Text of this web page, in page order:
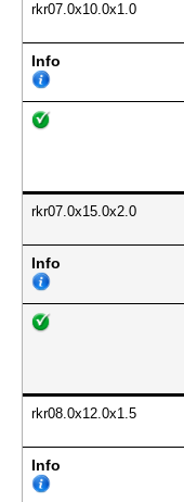
rkr07.0x10.0x1.0
Info
rkr07.0x15.0x2.0
Info
rkr08.0x12.0x1.5
Info